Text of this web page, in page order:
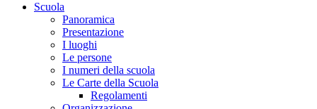
Scuola
Panoramica
Presentazione
I luoghi
Le persone
I numeri della scuola
Le Carte della Scuola
Regolamenti